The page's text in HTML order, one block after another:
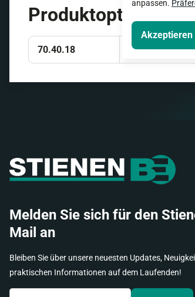
Produktoptionen
70.40.18
Melden Sie sich für den
Mail an
Bleiben Sie über unsere neuesten Updates,
praktischen Informationen auf dem Laufenden!
anpassen.
Akzeptieren